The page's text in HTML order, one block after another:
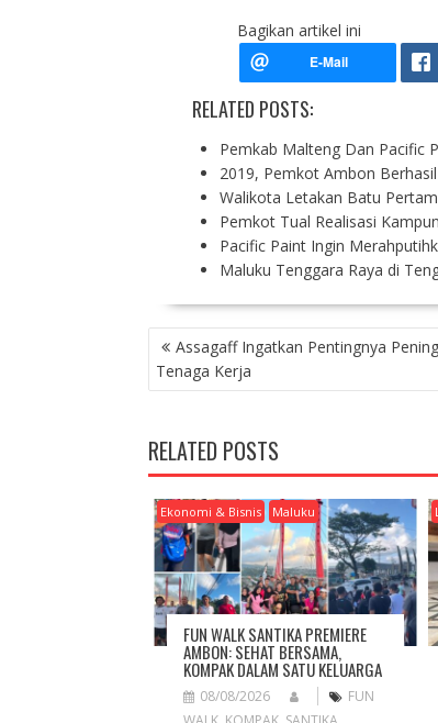
Bagikan artikel ini
RELATED POSTS:
Pemkab Malteng Dan Pacific
2019, Pemkot Ambon
Walikota Letakan Batu
Pemkot Tual Realisasi
​Pacific Paint Ingin
Maluku Tenggara Raya di
P
O
S
N
A
V
G
A
T
O
N
Assagaff Ingatkan Pentingnya
Tenaga Kerja
RELATED POSTS
Ekonomi & Bisnis Maluku
FUN WALK SANTIKA PREMIERE
AMBON: SEHAT BERSAMA,
KOMPAK DALAM SATU KELUARGA
08/08/2026
FUN